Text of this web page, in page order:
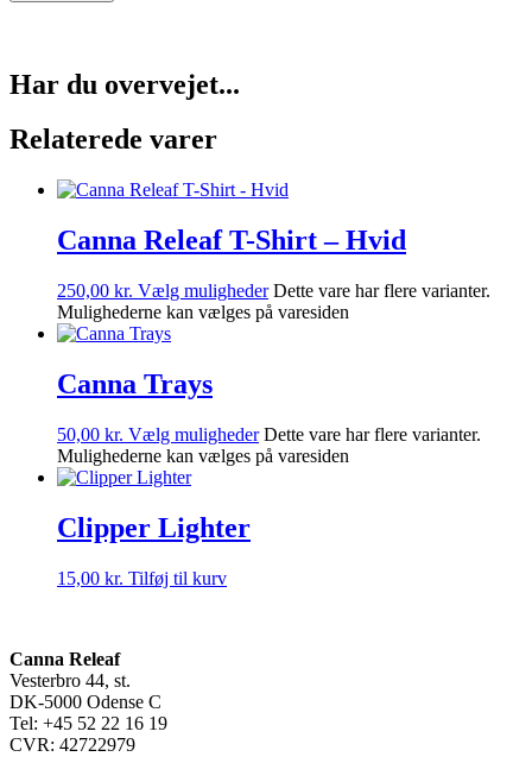
Har du overvejet...
Relaterede varer
Canna Releaf T-Shirt – Hvid
250,00 kr. Vælg muligheder Dette vare har flere varianter.
Mulighederne kan vælges på varesiden
Canna Trays
50,00 kr. Vælg muligheder Dette vare har flere varianter.
Mulighederne kan vælges på varesiden
Clipper Lighter
15,00 kr. Tilføj til kurv
Canna Releaf
Vesterbro 44, st.
DK-5000 Odense C
Tel: +45 52 22 16 19
CVR: 42722979